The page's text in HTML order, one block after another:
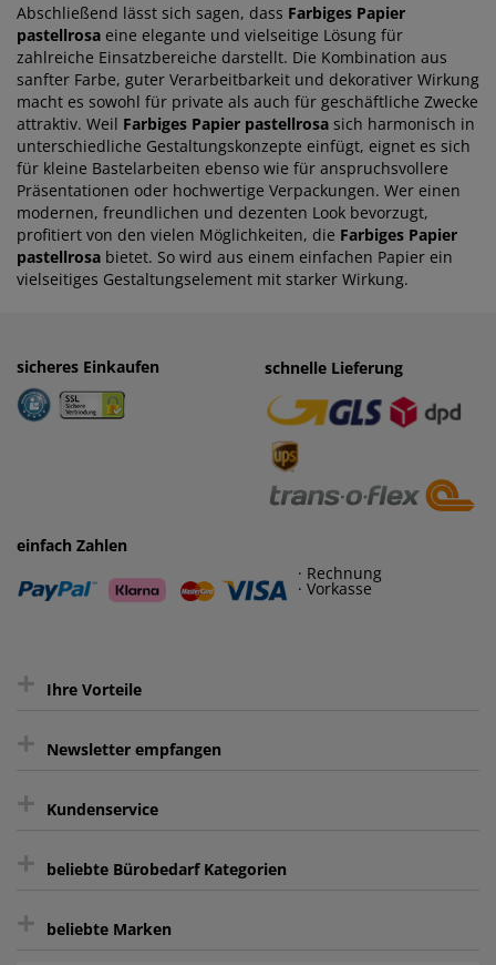
Abschließend lässt sich sagen, dass Farbiges Papier
pastellrosa eine elegante und vielseitige Lösung für
zahlreiche Einsatzbereiche darstellt. Die Kombination aus
sanfter Farbe, guter Verarbeitbarkeit und dekorativer Wirkung
macht es sowohl für private als auch für geschäftliche Zwecke
attraktiv. Weil Farbiges Papier pastellrosa sich harmonisch in
unterschiedliche Gestaltungskonzepte einfügt, eignet es sich
für kleine Bastelarbeiten ebenso wie für anspruchsvollere
Präsentationen oder hochwertige Verpackungen. Wer einen
modernen, freundlichen und dezenten Look bevorzugt,
profitiert von den vielen Möglichkeiten, die Farbiges Papier
pastellrosa bietet. So wird aus einem einfachen Papier ein
vielseitiges Gestaltungselement mit starker Wirkung.
sicheres Einkaufen einfaches Zahlen
· Rechnung
· Vorkasse
schnelle Lieferung
einfach Zahlen
· Rechnung
· Vorkasse
+ Ihre Vorteile
Kauf auf Rechnung³
sicher Shoppen durch SSL
intelligentes Kundenkonto
+ Newsletter empfangen
Sie können sich zu jeder Zeit abmelden.
+ Kundenservice
Kontakt
FAQ
+ beliebte Bürobedarf Kategorien
Aktenvernichter
+ beliebte Marken